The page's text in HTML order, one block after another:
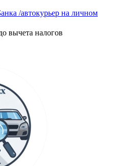
/автокурьер на личном
вычета налогов